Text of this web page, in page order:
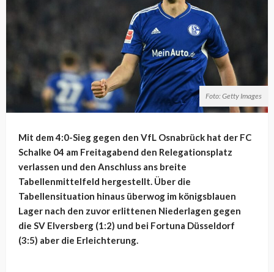
Foto: Getty Images
Mit dem 4:0-Sieg gegen den VfL Osnabrück hat der FC
Schalke 04 am Freitagabend den Relegationsplatz
verlassen und den Anschluss ans breite
Tabellenmittelfeld hergestellt. Über die
Tabellensituation hinaus überwog im königsblauen
Lager nach den zuvor erlittenen Niederlagen gegen
die SV Elversberg (1:2) und bei Fortuna Düsseldorf
(3:5) aber die Erleichterung.